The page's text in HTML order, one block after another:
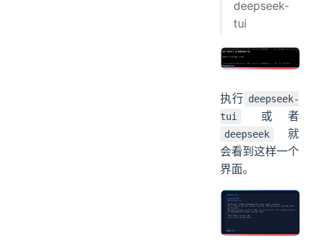
deepseek-
tui
执行 deepseek-
tui
或者
deepseek
就
会看到这样一个
界面。